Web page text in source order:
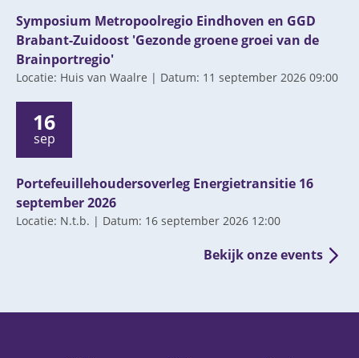
Symposium Metropoolregio Eindhoven en GGD
Brabant-Zuidoost 'Gezonde groene groei van de
Brainportregio'
Locatie: Huis van Waalre | Datum: 11 september 2026 09:00
16
sep
Portefeuillehoudersoverleg Energietransitie 16
september 2026
Locatie: N.t.b. | Datum: 16 september 2026 12:00
Bekijk onze events